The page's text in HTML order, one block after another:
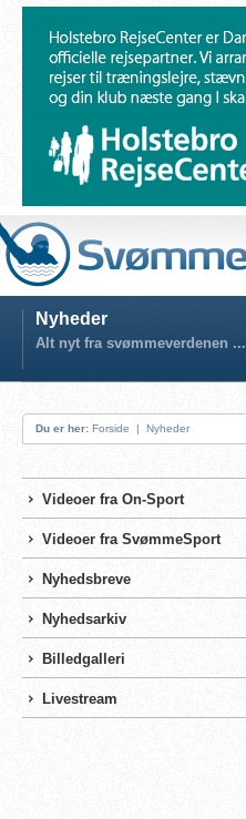
Nyheder
Alt nyt fra svømmeverdenen ...
Du er her: Forside | Nyheder
Videoer fra On-Sport
Videoer fra SvømmeSport
Nyhedsbreve
Nyhedsarkiv
Billedgalleri
Livestream